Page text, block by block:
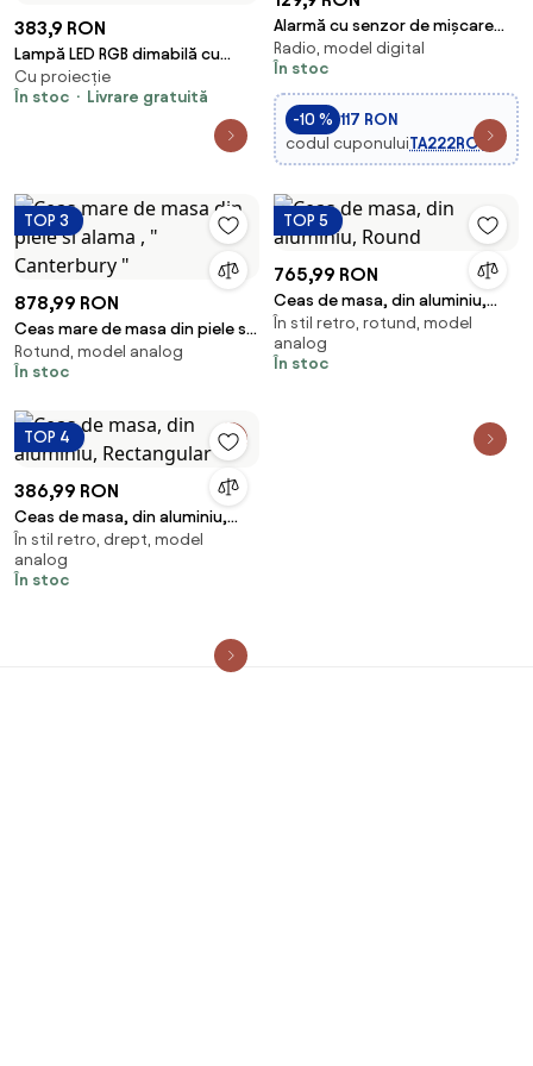
383,9 RON
Lampă LED RGB dimabilă cu
ceas deșteptător și încărcare
Qi Immax 08986L 30W/230V
Cu proiecție
În stoc
Livrare gratuită
Alarmă cu senzor de mișcare
fără fir 6xAA albă Nedis
ALRMMW20WT
Radio, model digital
În stoc
-10 % 117 RON
codul cuponuluiTA222RO
TOP 3
878,99 RON
Ceas mare de masa din piele si
alama , " Canterbury "
Rotund, model analog
În stoc
TOP 5
765,99 RON
Ceas de masa, din aluminiu,
Round
În stil retro, rotund, model
analog
În stoc
TOP 4
386,99 RON
Ceas de masa, din aluminiu,
Rectangular
În stil retro, drept, model
analog
În stoc